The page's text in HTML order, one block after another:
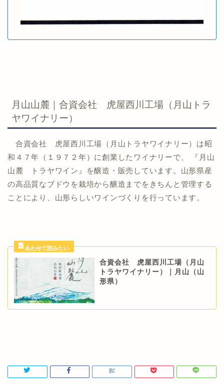
月山山麓｜合資会社 虎屋西川工場（月山トラ
ヤワイナリー）
合資会社 虎屋西川工場（月山トラヤワイナリー）は昭
和４７年（１９７２年）に創業したワイナリーで、 『月山
山麓 トラヤワイン』を醸造・販売しています。山形県産
の高品質なブドウを栽培から醸造までをきちんと管理する
ことにより、山形らしいワインづくりを行っています。
合資会社 虎屋西川工場（月山
トラヤワイナリー）｜月山（山
形県）